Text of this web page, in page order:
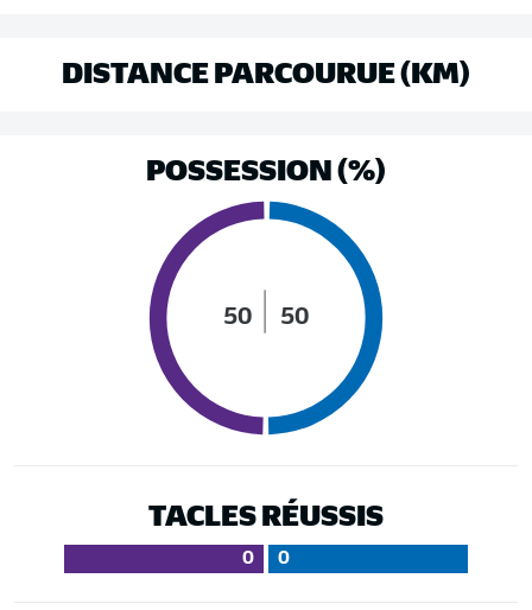
DISTANCE PARCOURUE (KM)
POSSESSION (%)
50 50
TACLES RÉUSSIS
0 0